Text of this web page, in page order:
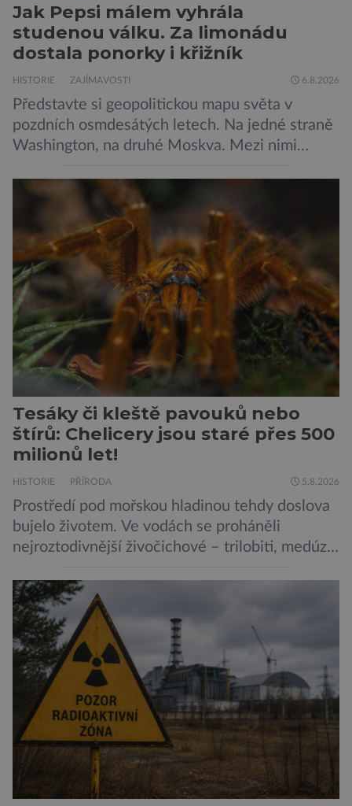
Jak Pepsi málem vyhrála
studenou válku. Za limonádu
dostala ponorky i křižník
HISTORIE ZAJÍMAVOSTI 6.8.2026
Představte si geopolitickou mapu světa v
pozdních osmdesátých letech. Na jedné straně
Washington, na druhé Moskva. Mezi nimi
padesátkrát dokola, železná opona a miliony
vojáků v permanentní pohotovosti. A pak je tu
Donald Kendall, generální ředitel společnosti
PepsiCo, který se v květnu roku 1989 stává
admirálem flotily, jež čítá sedmnáct […]
Tesáky či kleště pavouků nebo
štírů: Chelicery jsou staré přes 500
milionů let!
HISTORIE PŘÍRODA 5.8.2026
Prostředí pod mořskou hladinou tehdy doslova
bujelo životem. Ve vodách se proháněli
nejroztodivnější živočichové – trilobiti, medúzy
prazvláštní stonožce podobný tvor, který měl
zárodky zbraní typických pro dnešní pavouky.
Pavouci, štíři či klíšťata jsou členovci patřící do
skupiny klepítkatců. Vyznačují se takzvanými
chelicerami, které u nich představují právě […]